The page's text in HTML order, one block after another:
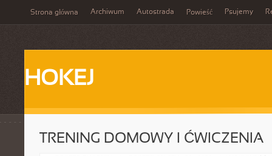
Strona główna Archiwum Autostrada Powieść Psujemy
HOKEJ
TRENING DOMOWY I ĆWICZENIA